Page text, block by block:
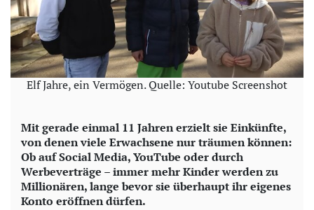
Elf Jahre, ein Vermögen. Quelle: Youtube Screenshot
Mit gerade einmal 11 Jahren erzielt sie Einkünfte,
von denen viele Erwachsene nur träumen können:
Ob auf Social Media, YouTube oder durch
Werbeverträge – immer mehr Kinder werden zu
Millionären, lange bevor sie überhaupt ihr eigenes
Konto eröffnen dürfen.